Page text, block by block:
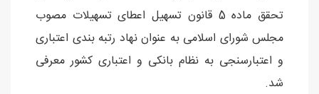
تحقق ماده 5 قانون تسهیل اعطای تسهیلات مصوب
مجلس شورای اسلامی به عنوان نهاد رتبه بندی اعتباری
و اعتبارسنجی به نظام بانکی و اعتباری کشور معرفی
شد.